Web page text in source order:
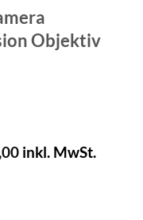
Objektiv
inkl. MwSt.